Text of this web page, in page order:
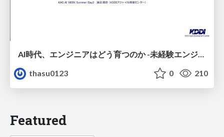
AI時代、エンジニアはどう育つのか -未経験エンジニアの成長を間近で見て考えたこと-
thasu0123
0 210
Featured